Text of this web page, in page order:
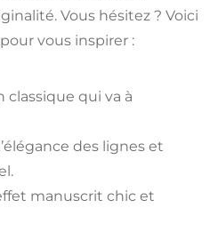
Vous hésitez ? Voici
vous inspirer :
classique qui va à
des lignes et
manuscrit chic et